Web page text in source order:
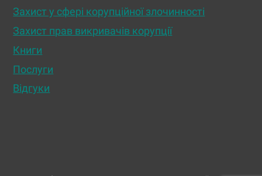
Захист у сфері корупційної злочинності
Захист прав викривачів корупції
Книги
Послуги
Відгуки